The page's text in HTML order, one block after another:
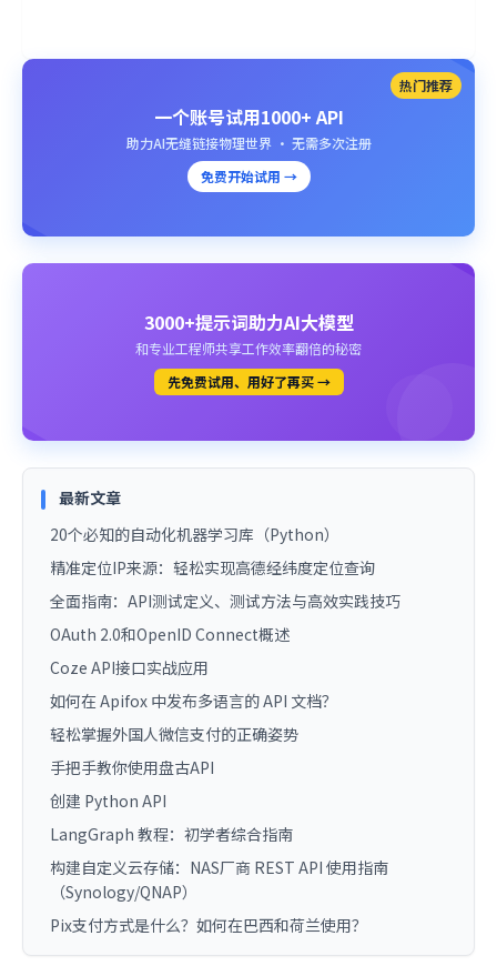
热门推荐
一个账号试用1000+ API
助力AI无缝链接物理世界 · 无需多次注册
免费开始试用 →
3000+提示词助力AI大模型
和专业工程师共享工作效率翻倍的秘密
先免费试用、用好了再买 →
最新文章
20个必知的自动化机器学习库（Python）
精准定位IP来源：轻松实现高德经纬度定位查询
全面指南：API测试定义、测试方法与高效实践技巧
OAuth 2.0和OpenID Connect概述
Coze API接口实战应用
如何在 Apifox 中发布多语言的 API 文档？
轻松掌握外国人微信支付的正确姿势
手把手教你使用盘古API
创建 Python API
LangGraph 教程：初学者综合指南
构建自定义云存储：NAS厂商 REST API 使用指南
（Synology/QNAP）
Pix支付方式是什么？如何在巴西和荷兰使用？